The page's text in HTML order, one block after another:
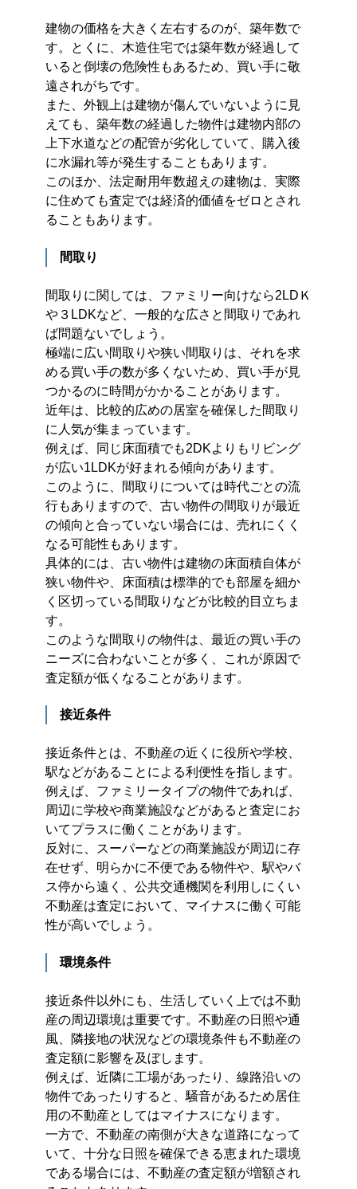
建物の価格を大きく左右するのが、築年数で
す。とくに、木造住宅では築年数が経過して
いると倒壊の危険性もあるため、買い手に敬
遠されがちです。
また、外観上は建物が傷んでいないように見
えても、築年数の経過した物件は建物内部の
上下水道などの配管が劣化していて、購入後
に水漏れ等が発生することもあります。
このほか、法定耐用年数超えの建物は、実際
に住めても査定では経済的価値をゼロとされ
ることもあります。
間取り
間取りに関しては、ファミリー向けなら2LDＫ
や３LDKなど、一般的な広さと間取りであれ
ば問題ないでしょう。
極端に広い間取りや狭い間取りは、それを求
める買い手の数が多くないため、買い手が見
つかるのに時間がかかることがあります。
近年は、比較的広めの居室を確保した間取り
に人気が集まっています。
例えば、同じ床面積でも2DKよりもリビング
が広い1LDKが好まれる傾向があります。
このように、間取りについては時代ごとの流
行もありますので、古い物件の間取りが最近
の傾向と合っていない場合には、売れにくく
なる可能性もあります。
具体的には、古い物件は建物の床面積自体が
狭い物件や、床面積は標準的でも部屋を細か
く区切っている間取りなどが比較的目立ちま
す。
このような間取りの物件は、最近の買い手の
ニーズに合わないことが多く、これが原因で
査定額が低くなることがあります。
接近条件
接近条件とは、不動産の近くに役所や学校、
駅などがあることによる利便性を指します。
例えば、ファミリータイプの物件であれば、
周辺に学校や商業施設などがあると査定にお
いてプラスに働くことがあります。
反対に、スーパーなどの商業施設が周辺に存
在せず、明らかに不便である物件や、駅やバ
ス停から遠く、公共交通機関を利用しにくい
不動産は査定において、マイナスに働く可能
性が高いでしょう。
環境条件
接近条件以外にも、生活していく上では不動
産の周辺環境は重要です。不動産の日照や通
風、隣接地の状況などの環境条件も不動産の
査定額に影響を及ぼします。
例えば、近隣に工場があったり、線路沿いの
物件であったりすると、騒音があるため居住
用の不動産としてはマイナスになります。
一方で、不動産の南側が大きな道路になって
いて、十分な日照を確保できる恵まれた環境
である場合には、不動産の査定額が増額され